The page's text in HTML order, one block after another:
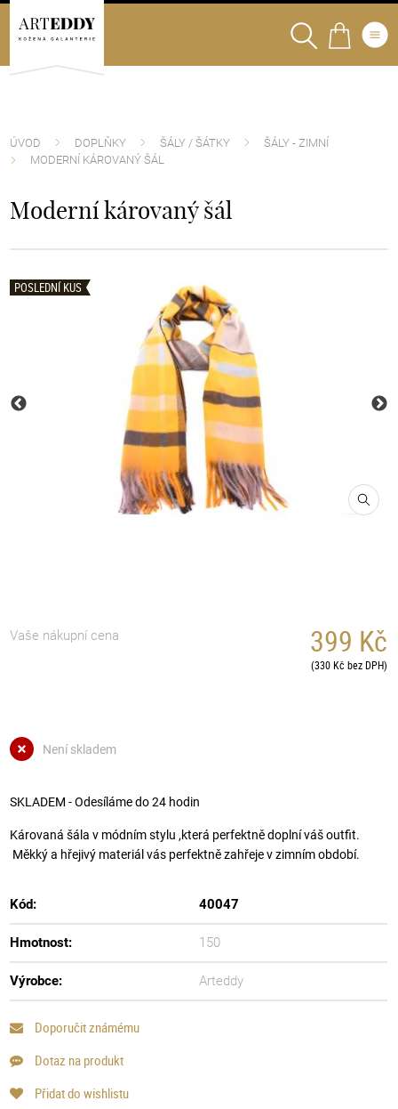
ÚVOD DOPLŇKY ŠÁLY / ŠÁTKY
ŠÁLY - ZIMNÍ
MODERNÍ KÁROVANÝ ŠÁL
Moderní károvaný šál
POSLEDNÍ KUS
POSLEDNÍ KUS
POSLEDNÍ KUS
POSLEDNÍ KUS
POSLEDNÍ KUS
POSLEDNÍ KUS
POSLEDNÍ KUS
POSLEDNÍ KUS
POSLEDNÍ KUS
Vaše nákupní cena 399 Kč
(330 Kč bez DPH)
Není skladem
SKLADEM - Odesíláme do 24 hodin
Károvaná šála v módním stylu ,která perfektně doplní váš outfit.
Měkký a hřejivý materiál vás perfektně zahřeje v zimním období.
Kód: 40047
Hmotnost: 150
Výrobce: Arteddy
Doporučit známému
Dotaz na produkt
Přidat do wishlistu